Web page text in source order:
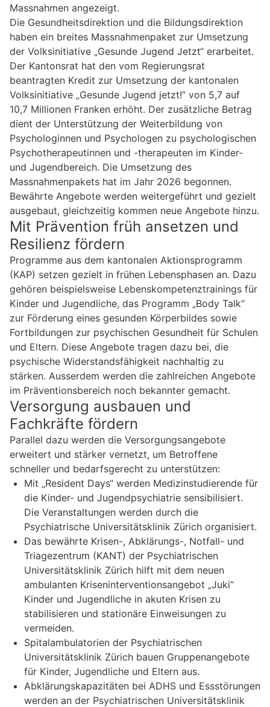
Massnahmen angezeigt.
Die Gesundheitsdirektion und die Bildungsdirektion
haben ein breites Massnahmenpaket zur Umsetzung
der Volksinitiative „Gesunde Jugend Jetzt“ erarbeitet.
Der Kantonsrat hat den vom Regierungsrat
beantragten Kredit zur Umsetzung der kantonalen
Volksinitiative „Gesunde Jugend jetzt!“ von 5,7 auf
10,7 Millionen Franken erhöht. Der zusätzliche Betrag
dient der Unterstützung der Weiterbildung von
Psychologinnen und Psychologen zu psychologischen
Psychotherapeutinnen und -therapeuten im Kinder-
und Jugendbereich. Die Umsetzung des
Massnahmenpakets hat im Jahr 2026 begonnen.
Bewährte Angebote werden weitergeführt und gezielt
ausgebaut, gleichzeitig kommen neue Angebote hinzu.
Mit Prävention früh ansetzen und
Resilienz fördern
Programme aus dem kantonalen Aktionsprogramm
(KAP) setzen gezielt in frühen Lebensphasen an. Dazu
gehören beispielsweise Lebenskompetenztrainings für
Kinder und Jugendliche, das Programm „Body Talk“
zur Förderung eines gesunden Körperbildes sowie
Fortbildungen zur psychischen Gesundheit für Schulen
und Eltern. Diese Angebote tragen dazu bei, die
psychische Widerstandsfähigkeit nachhaltig zu
stärken. Ausserdem werden die zahlreichen Angebote
im Präventionsbereich noch bekannter gemacht.
Versorgung ausbauen und
Fachkräfte fördern
Parallel dazu werden die Versorgungsangebote
erweitert und stärker vernetzt, um Betroffene
schneller und bedarfsgerecht zu unterstützen:
Mit „Resident Days“ werden Medizinstudierende für
die Kinder- und Jugendpsychiatrie sensibilisiert.
Die Veranstaltungen werden durch die
Psychiatrische Universitätsklinik Zürich organisiert.
Das bewährte Krisen-, Abklärungs-, Notfall- und
Triagezentrum (KANT) der Psychiatrischen
Universitätsklinik Zürich hilft mit dem neuen
ambulanten Kriseninterventionsangebot „Juki“
Kinder und Jugendliche in akuten Krisen zu
stabilisieren und stationäre Einweisungen zu
vermeiden.
Spitalambulatorien der Psychiatrischen
Universitätsklinik Zürich bauen Gruppenangebote
für Kinder, Jugendliche und Eltern aus.
Abklärungskapazitäten bei ADHS und Essstörungen
werden an der Psychiatrischen Universitätsklinik